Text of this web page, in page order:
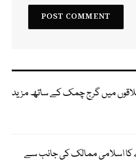
میں گرج چمک کے ساتھ مزید
اسلامی ممالک کی جانب سے